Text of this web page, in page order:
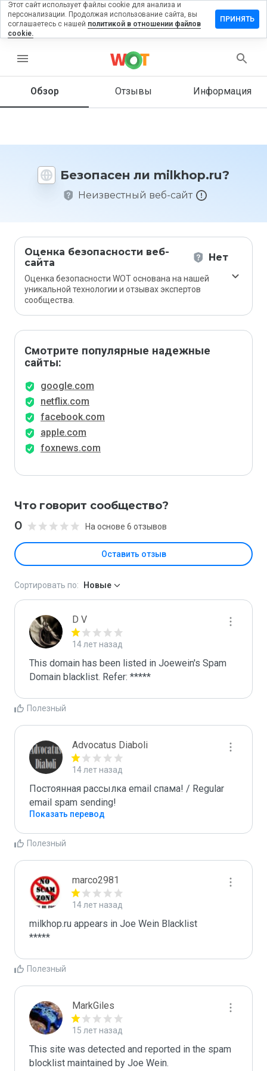
menu
Обзор Отзывы Информация
Безопасен ли milkhop.ru?
Неизвестный веб-сайт
Оценка безопасности веб-
сайта
Нет
Оценка безопасности WOT основана на нашей
уникальной технологии и отзывах экспертов
сообщества.
Смотрите популярные надежные
сайты:
google.com
netflix.com
facebook.com
apple.com
foxnews.com
Что говорит сообщество?
0 На основе 6 отзывов
Оставить отзыв
на
Как бы
этот
1 до 5?
Сортировать по: Новые
D V
14 лет назад
This domain has been listed in Joewein's Spam
Domain blacklist. Refer: *****
Полезный
Advocatus Diaboli
14 лет назад
Постоянная рассылка email спама! / Regular
email spam sending!
Показать перевод
Полезный
marco2981
14 лет назад
milkhop.ru appears in Joe Wein Blacklist
*****
Полезный
MarkGiles
15 лет назад
This site was detected and reported in the spam
blocklist maintained by Joe Wein.
Этот сайт использует файлы cookie для анализа и
персонализации. Продолжая использование сайта, вы
соглашаетесь с нашей политикой в отношении файлов
cookie.
ПРИНЯТЬ